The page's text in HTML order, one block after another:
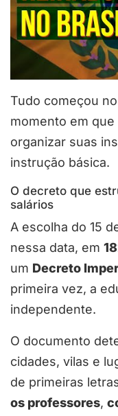
Tudo começou no
momento em que
organizar suas
instrução básica.
O decreto que
salários
A escolha do 15
nessa data, em
um Decreto
primeira vez, a
independente.
O documento
cidades, vilas e
de primeiras
os professores,